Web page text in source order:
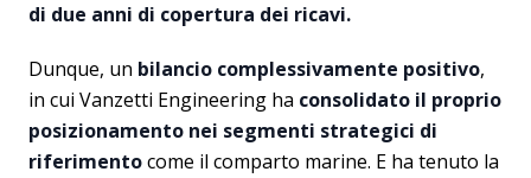
di due anni di copertura dei ricavi.
Dunque, un bilancio complessivamente positivo,
in cui Vanzetti Engineering ha consolidato il proprio
posizionamento nei segmenti strategici di
riferimentocome il comparto marine. E ha tenuto la